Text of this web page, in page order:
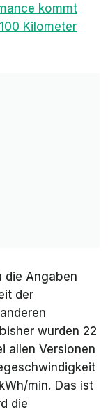
kommt
Kilometer
die Angaben
der
wurden 22
allen Versionen
min. Das ist
die